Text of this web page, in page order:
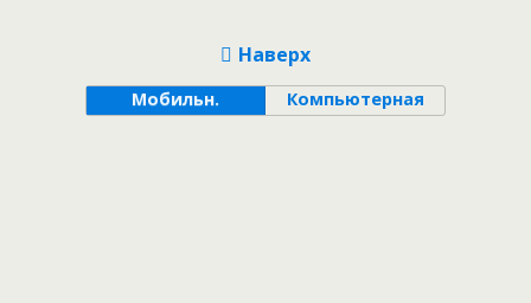
Наверх
Мобильн. Компьютерная